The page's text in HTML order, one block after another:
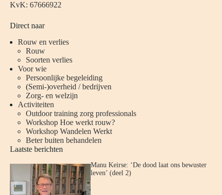
KvK: 67666922
Direct naar
Rouw en verlies
Rouw
Soorten verlies
Voor wie
Persoonlijke begeleiding
(Semi-)overheid / bedrijven
Zorg- en welzijn
Activiteiten
Outdoor training zorg professionals
Workshop Hoe werkt rouw?
Workshop Wandelen Werkt
Beter buiten behandelen
Laatste berichten
Manu Keirse: ‘De dood laat ons bewuster
leven’ (deel 2)